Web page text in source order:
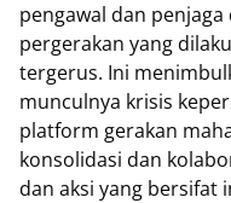
pengawal dan
pergerakan yang
tergerus. Ini
munculnya krisis
platform gerakan
konsolidasi dan
dan aksi yang bersifat